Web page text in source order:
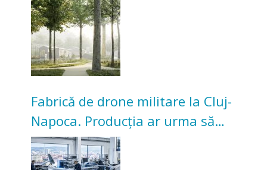
Universitarilor
Fabrică de drone militare la Cluj-
Napoca. Producția ar urma să
înceapă în toamna acestui an